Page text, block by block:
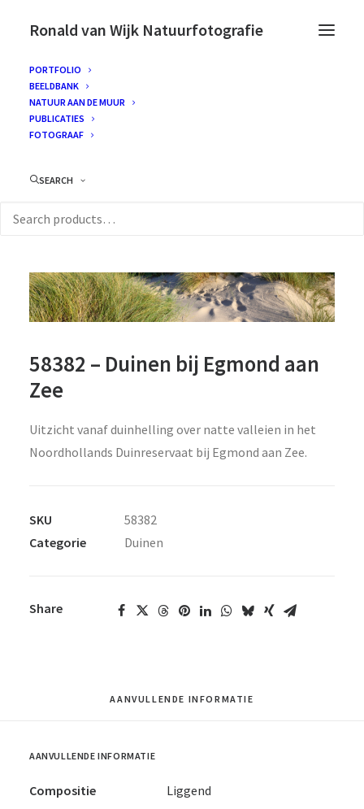
Ronald van Wijk Natuurfotografie
PORTFOLIO
BEELDBANK
NATUUR AAN DE MUUR
PUBLICATIES
FOTOGRAAF
SEARCH
58382 – Duinen bij Egmond aan
Zee
Uitzicht vanaf duinhelling over natte valleien in het
Noordhollands Duinreservaat bij Egmond aan Zee.
SKU
58382
Categorie
Duinen
Share
AANVULLENDE INFORMATIE
AANVULLENDE INFORMATIE
Compositie
Liggend